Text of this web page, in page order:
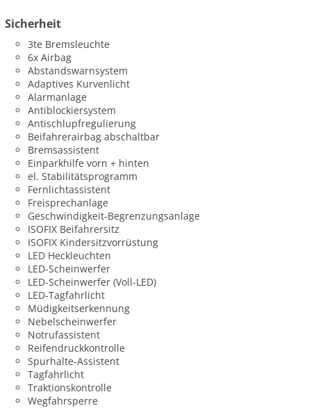
Sicherheit
3te Bremsleuchte
6x Airbag
Abstandswarnsystem
Adaptives Kurvenlicht
Alarmanlage
Antiblockiersystem
Antischlupfregulierung
Beifahrerairbag abschaltbar
Bremsassistent
Einparkhilfe vorn + hinten
el. Stabilitätsprogramm
Fernlichtassistent
Freisprechanlage
Geschwindigkeit-Begrenzungsanlage
ISOFIX Beifahrersitz
ISOFIX Kindersitzvorrüstung
LED Heckleuchten
LED-Scheinwerfer
LED-Scheinwerfer (Voll-LED)
LED-Tagfahrlicht
Müdigkeitserkennung
Nebelscheinwerfer
Notrufassistent
Reifendruckkontrolle
Spurhalte-Assistent
Tagfahrlicht
Traktionskontrolle
Wegfahrsperre